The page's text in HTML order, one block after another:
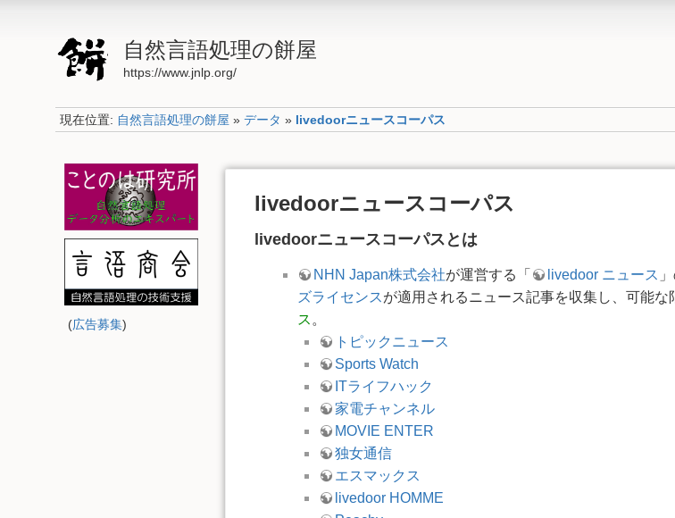
自然言語処理の餅屋
https://www.jnlp.org/
現在位置: 自然言語処理の餅屋 » データ » livedoorニュースコーパス
(広告募集)
livedoorニュースコーパス
livedoorニュースコーパスとは
NHN Japan株式会社が運営する「 livedoor ニュース
ズライセンスが適用されるニュース記事を収集し、可能
ス 。
トピックニュース
Sports Watch
ITライフハック
家電チャンネル
MOVIE ENTER
独女通信
エスマックス
livedoor HOMME